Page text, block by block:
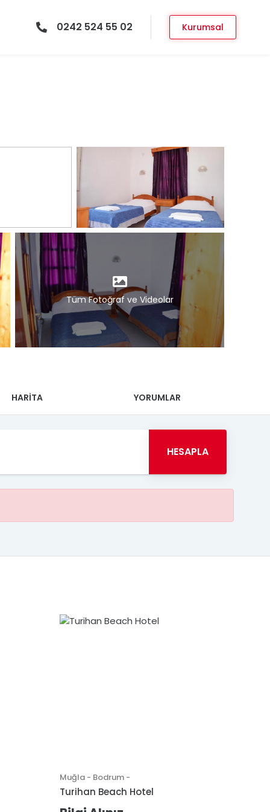
0242 524 55 02 Kurumsal
Tüm Fotoğraf ve Videolar
HARİTA YORUMLAR
HESAPLA
Muğla - Bodrum -
Turihan Beach Hotel